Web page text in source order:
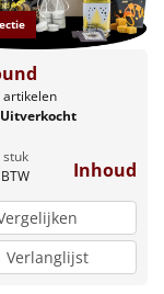
artikelen
Uitverkocht
stuk
Inhoud
Verlanglijst